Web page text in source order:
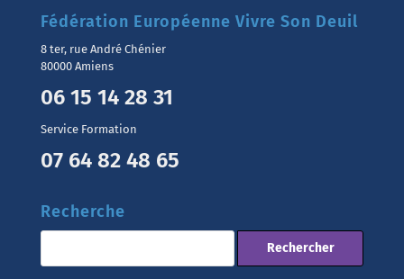
Fédération Européenne Vivre Son Deuil
8 ter, rue André Chénier
80000 Amiens
06 15 14 28 31
Service Formation
07 64 82 48 65
Recherche